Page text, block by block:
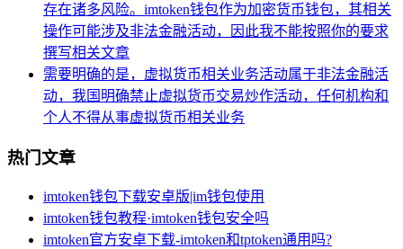
存在诸多风险。imtoken钱包作为加密货币钱包，其相关
操作可能涉及非法金融活动，因此我不能按照你的要求
撰写相关文章
需要明确的是，虚拟货币相关业务活动属于非法金融活
动，我国明确禁止虚拟货币交易炒作活动，任何机构和
个人不得从事虚拟货币相关业务
热门文章
imtoken钱包下载安卓版|im钱包使用
imtoken钱包教程·imtoken钱包安全吗
imtoken官方安卓下载-imtoken和tptoken通用吗?